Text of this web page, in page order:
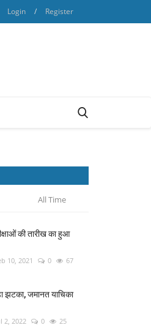
Login / Register
All Time
की तारीख का हुआ
10, 2021 0 67
झटका, जमानत याचिका
2, 2022 0 25